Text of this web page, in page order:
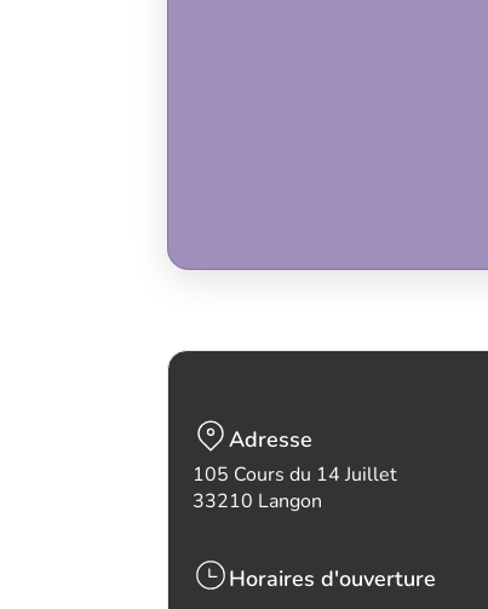
Adresse
105 Cours du 14 Juillet
33210 Langon
Horaires d'ouverture